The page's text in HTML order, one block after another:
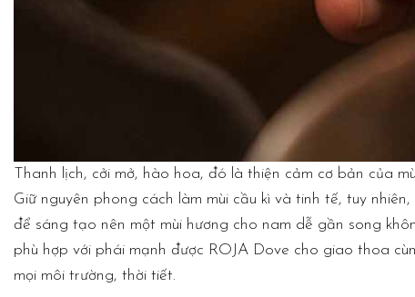
Thanh lịch, cởi mở, hào hoa, đó là thiện cảm cơ bản của
Giữ nguyên phong cách làm mùi cầu kì và tinh tế, tuy
để sáng tạo nên một mùi hương cho nam dễ gần song
phù hợp với phái mạnh được ROJA Dove cho giao thoa
mọi môi trường, thời tiết.